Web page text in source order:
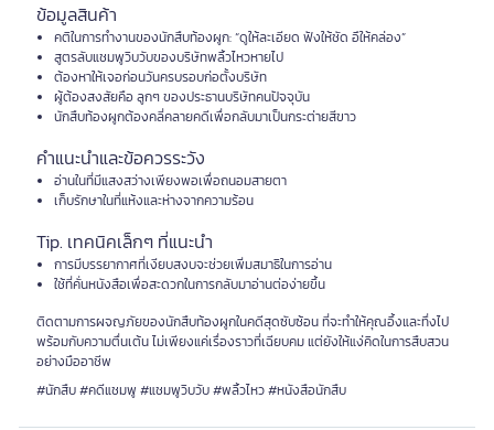
ข้อมูลสินค้า
คติในการทำงานของนักสืบท้องผูก: “ดูให้ละเอียด ฟังให้ชัด อึให้คล่อง”
สูตรลับแชมพูวิบวับของบริษัทพลิ้วไหวหายไป
ต้องหาให้เจอก่อนวันครบรอบก่อตั้งบริษัท
ผู้ต้องสงสัยคือ ลูกๆ ของประธานบริษัทคนปัจจุบัน
นักสืบท้องผูกต้องคลี่คลายคดีเพื่อกลับมาเป็นกระต่ายสีขาว
คำแนะนำและข้อควรระวัง
อ่านในที่มีแสงสว่างเพียงพอเพื่อถนอมสายตา
เก็บรักษาในที่แห้งและห่างจากความร้อน
Tip. เทคนิคเล็กๆ ที่แนะนำ
การมีบรรยากาศที่เงียบสงบจะช่วยเพิ่มสมาธิในการอ่าน
ใช้ที่คั่นหนังสือเพื่อสะดวกในการกลับมาอ่านต่อง่ายขึ้น
ติดตามการผจญภัยของนักสืบท้องผูกในคดีสุดซับซ้อน ที่จะทำให้คุณอึ้งและทึ่งไป
พร้อมกับความตื่นเต้น ไม่เพียงแค่เรื่องราวที่เฉียบคม แต่ยังให้แง่คิดในการสืบสวน
อย่างมืออาชีพ
#นักสืบ #คดีแชมพู #แชมพูวิบวับ #พลิ้วไหว #หนังสือนักสืบ